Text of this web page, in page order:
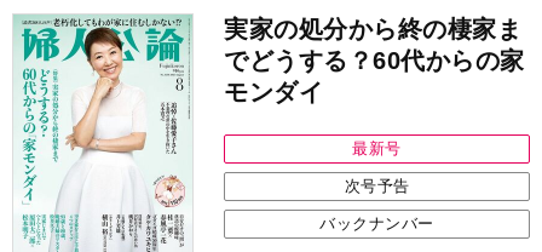
実家の処分から終の棲家ま
でどうする？60代からの家
モンダイ
最新号
次号予告
バックナンバー